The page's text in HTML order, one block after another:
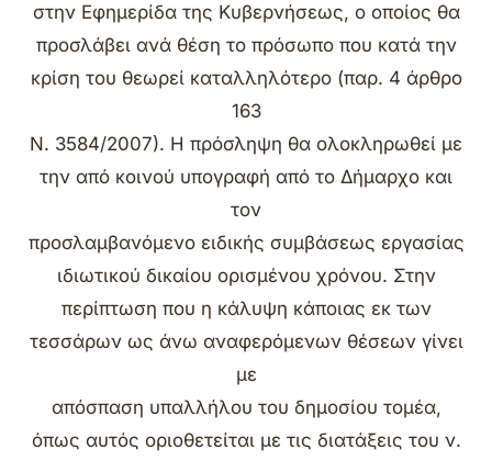
στην Εφημερίδα της Κυβερνήσεως, ο οποίος θα
προσλάβει ανά θέση το πρόσωπο που κατά την
κρίση του θεωρεί καταλληλότερο (παρ. 4 άρθρο
163
Ν. 3584/2007). Η πρόσληψη θα ολοκληρωθεί με
την από κοινού υπογραφή από το Δήμαρχο και
τον
προσλαμβανόμενο ειδικής συμβάσεως εργασίας
ιδιωτικού δικαίου ορισμένου χρόνου. Στην
περίπτωση που η κάλυψη κάποιας εκ των
τεσσάρων ως άνω αναφερόμενων θέσεων γίνει
με
απόσπαση υπαλλήλου του δημοσίου τομέα,
όπως αυτός οριοθετείται με τις διατάξεις του ν.